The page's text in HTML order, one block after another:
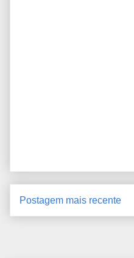
Postagem mais recente